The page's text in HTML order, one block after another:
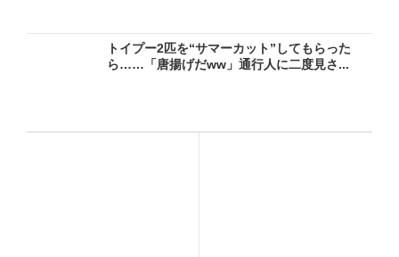
トイプー2匹を“サマーカット”してもらった
ら……「唐揚げだww」通行人に二度見さ...